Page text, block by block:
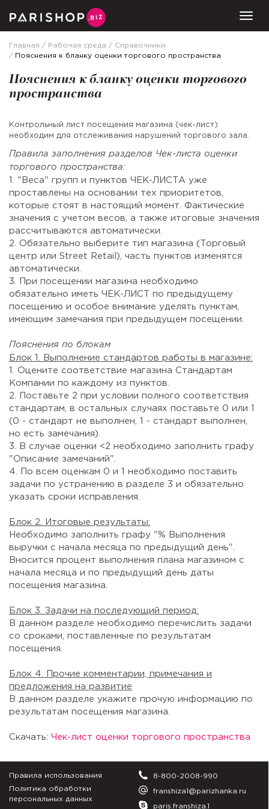
Главная Рабочая среда
Справочники
Пояснения к бланку оценки торгового пространства
Пояснения к бланку оценки торгового
пространства
Контрольный лист посещения магазина (чек-лист)
необходим для отслеживания нарушений торгового зала.
Правила заполнения разделов Чек-листа оценки
торгового пространства:
1. "Веса" групп и пунктов ЧЕК-ЛИСТА уже
проставлены на основании тех приоритетов,
которые стоят в настоящий момент. Фактические
значения с учетом весов, а также итоговые значения
рассчитываются автоматически.
2. Обязательно выберите тип магазина (Торговый
центр или Street Retail), часть пунктов изменятся
автоматически.
3. При посещении магазина необходимо
обязательно иметь ЧЕК-ЛИСТ по предыдущему
посещению и особое внимание уделять пунктам,
имеющим замечания при предыдущем посещении.
Пояснения по блокам
Блок 1. Выполнение стандартов работы в магазине:
1. Оцените соответствие магазина Стандартам
Компании по каждому из пунктов.
2. Поставьте 2 при условии полного соответствия
стандартам, в остальных случаях поставьте 0 или 1
(0 - стандарт не выполнен, 1 - стандарт выполнен,
но есть замечания).
3. В случае оценки <2 необходимо заполнить графу
"Описание замечаний".
4. По всем оценкам 0 и 1 необходимо поставить
задачи по устранению в разделе 3 и обязательно
указать сроки исправления.
Блок 2. Итоговые результаты:
Необходимо заполнить графу "% Выполнения
выручки с начала месяца по предыдущий день".
Вносится процент выполнения плана магазином с
начала месяца и по предыдущий день даты
посещения магазина.
Блок 3. Задачи на последующий период:
В данном разделе необходимо перечислить задачи
со сроками, поставленные по результатам
посещения.
Блок 4. Прочие комментарии, примечания и
предложения на развитие
В данном разделе укажите прочую информацию по
результатам посещения магазина.
Скачать: Чек-лист оценки торгового пространства
Правила использования
Политика обработки
персональных данных
8-800-2008-990
franshiza1@parizhanka.ru
paris.franshiza.1